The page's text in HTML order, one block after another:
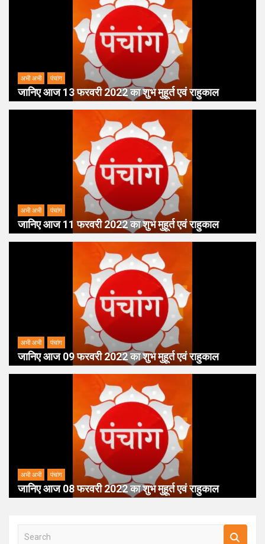
अभी अभी पंचांग
जानिए आज 13 फरवरी 2022 का शुभ मुहूर्त एवं राहुकाल
अभी अभी पंचांग
जानिए आज 11 फरवरी 2022 का शुभ मुहूर्त एवं राहुकाल
अभी अभी पंचांग
जानिए आज 09 फरवरी 2022 का शुभ मुहूर्त एवं राहुकाल
अभी अभी पंचांग
जानिए आज 08 फरवरी 2022 का शुभ मुहूर्त एवं राहुकाल